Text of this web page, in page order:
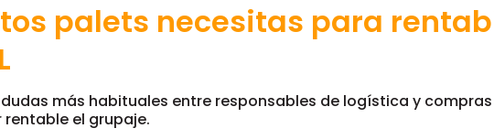
palets necesitas para
dudas más habituales entre responsables de logística y
rentable el grupaje.